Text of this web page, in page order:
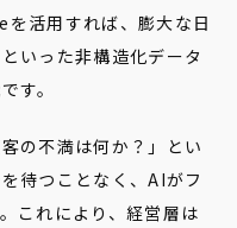
活用すれば、膨大な日
いった非構造化データ
す。
の不満は何か？」とい
待つことなく、AIがフ
これにより、経営層は